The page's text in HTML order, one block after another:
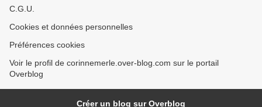
C.G.U.
Cookies et données personnelles
Préférences cookies
Voir le profil de corinnemerle.over-blog.com sur le portail
Overblog
Créer un blog sur Overblog